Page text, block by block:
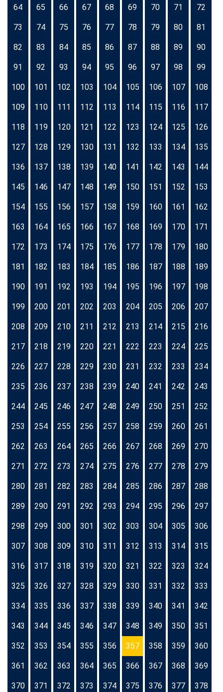
64 65 66 67 68 69 70 71 72
73 74 75 76 77 78 79 80 81
82 83 84 85 86 87 88 89 90
91 92 93 94 95 96 97 98 99
100 101 102 103 104 105 106 107 108
109 110 111 112 113 114 115 116 117
118 119 120 121 122 123 124 125 126
127 128 129 130 131 132 133 134 135
136 137 138 139 140 141 142 143 144
145 146 147 148 149 150 151 152 153
154 155 156 157 158 159 160 161 162
163 164 165 166 167 168 169 170 171
172 173 174 175 176 177 178 179 180
181 182 183 184 185 186 187 188 189
190 191 192 193 194 195 196 197 198
199 200 201 202 203 204 205 206 207
208 209 210 211 212 213 214 215 216
217 218 219 220 221 222 223 224 225
226 227 228 229 230 231 232 233 234
235 236 237 238 239 240 241 242 243
244 245 246 247 248 249 250 251 252
253 254 255 256 257 258 259 260 261
262 263 264 265 266 267 268 269 270
271 272 273 274 275 276 277 278 279
280 281 282 283 284 285 286 287 288
289 290 291 292 293 294 295 296 297
298 299 300 301 302 303 304 305 306
307 308 309 310 311 312 313 314 315
316 317 318 319 320 321 322 323 324
325 326 327 328 329 330 331 332 333
334 335 336 337 338 339 340 341 342
343 344 345 346 347 348 349 350 351
352 353 354 355 356 357 358 359 360
361 362 363 364 365 366 367 368 369
370 371 372 373 374 375 376 377 378